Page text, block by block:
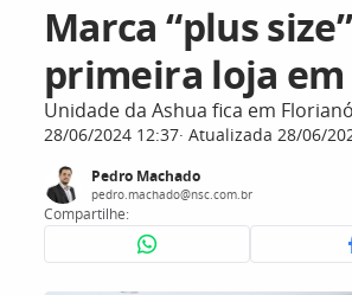
Marca “plus
primeira loja em
Unidade da Ashua fica em
28/06/2024 12:37 Atualizada 28/06/
Pedro Machado
pedro.machado@nsc.com.br
Compartilhe: